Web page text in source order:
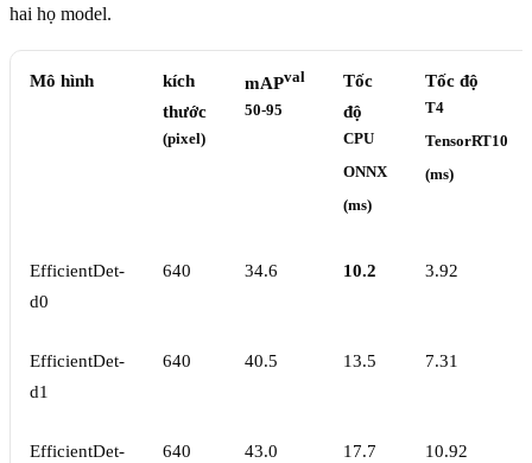
hai họ model.
Mô hình
kích
thước
(pixel)
mAPval
50-95
Tốc
độ
CPU
ONNX
(ms)
Tốc độ
T4
TensorRT10
(ms)
EfficientDet-
d0
640 34.6 10.2 3.92
EfficientDet-
d1
640 40.5 13.5 7.31
EfficientDet-
640 43.0 17.7 10.92